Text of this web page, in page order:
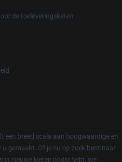
de toeleveringsketen
een breed scala aan hoogwaardige en
gemaakt. Of je nu op zoek bent naar
nieuwe kleren nodig hebt, we